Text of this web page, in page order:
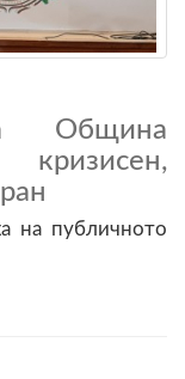
Община
на публичното